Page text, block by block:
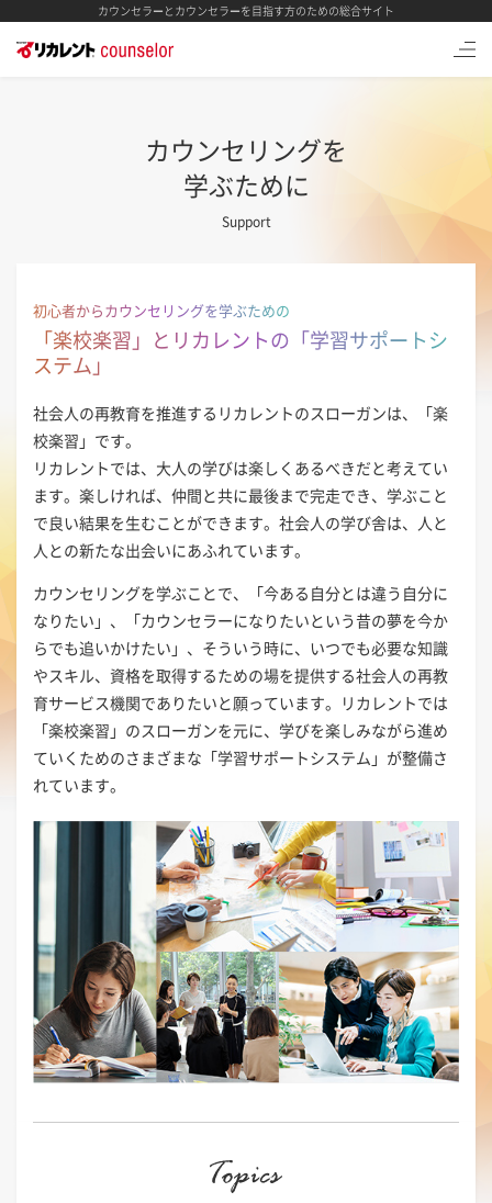
カウンセラーとカウンセラーを目指す方のための総合サイト
カウンセリングを
学ぶために
Support
初心者からカウンセリングを学ぶための
「楽校楽習」とリカレントの「学習サポートシ
ステム」
社会人の再教育を推進するリカレントのスローガンは、「楽
校楽習」です。
リカレントでは、大人の学びは楽しくあるべきだと考えてい
ます。楽しければ、仲間と共に最後まで完走でき、学ぶこと
で良い結果を生むことができます。社会人の学び舎は、人と
人との新たな出会いにあふれています。
カウンセリングを学ぶことで、「今ある自分とは違う自分に
なりたい」、「カウンセラーになりたいという昔の夢を今か
らでも追いかけたい」、そういう時に、いつでも必要な知識
やスキル、資格を取得するための場を提供する社会人の再教
育サービス機関でありたいと願っています。リカレントでは
「楽校楽習」のスローガンを元に、学びを楽しみながら進め
ていくためのさまざまな「学習サポートシステム」が整備さ
れています。